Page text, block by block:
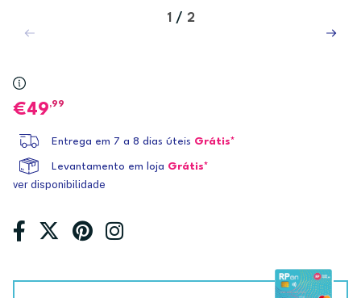
1 / 2
49,99
Entrega em 7 a 8 dias úteis Grátis*
Levantamento em loja Grátis*
ver disponibilidade